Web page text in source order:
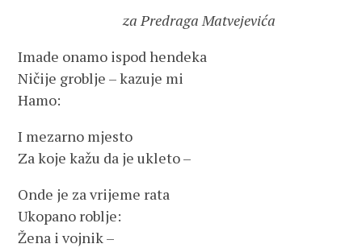
za Predraga Matvejevića
Imade onamo ispod hendeka
Ničije groblje – kazuje mi
Hamo:
I mezarno mjesto
Za koje kažu da je ukleto –
Onde je za vrijeme rata
Ukopano roblje:
Žena i vojnik –